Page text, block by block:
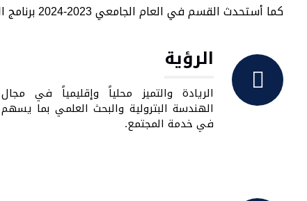
كما أستحدث القسم في العام الجامعي 2023-2024 برنامج الماجستير في علوم هندسة البترول.
الرؤية
الريادة والتميز محلياً وإقليمياً في مجال
الهندسة البترولية والبحث العلمي بما يسهم
في خدمة المجتمع.